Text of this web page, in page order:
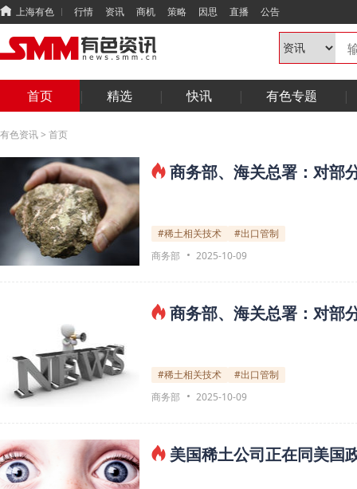
上海有色 行情 资讯 商机 策略 因思 直播 公告
首页 精选 快讯 有色专题
有色资讯> 首页
商务部、海关总署：对部
#稀土相关技术
#出口管制
商务部
2025-10-09
商务部、海关总署：对部
#稀土相关技术
#出口管制
商务部
2025-10-09
美国稀土公司正在同美国